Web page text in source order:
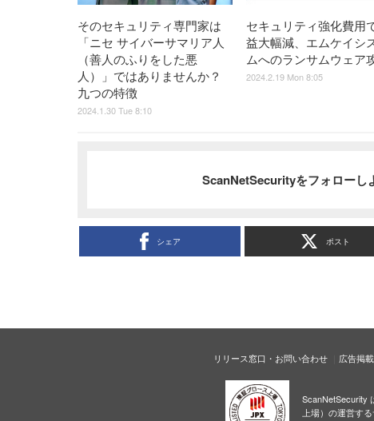
そのセキュリティ専門家は
「ニセ サイバーサマリア人
（善人のふりをした悪
人）」ではありませんか？
九つの特徴
2024.1.30 Tue 8:10
セキュリティ強化費用
益大幅減、エムケイシ
ムへのランサムウェア
2024.2.19 Mon 8:05
ScanNetSecurityをフォローし
シェア ポスト
リリース窓口・お問い合わせ 広告掲
ScanNetSecurity
上場）の運営す